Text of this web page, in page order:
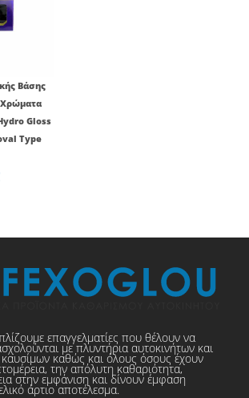
Βάσης
Gloss
Type
επαγγελματίες που θέλουν να
με πλυντήρια αυτοκινήτων και
καθώς και όλους όσους έχουν
την απόλυτη καθαριότητα,
στην εμφάνιση και δίνουν έμφαση
άρτιο αποτέλεσμα.